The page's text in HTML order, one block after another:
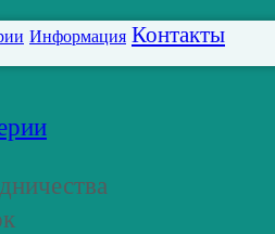
Информация Контакты